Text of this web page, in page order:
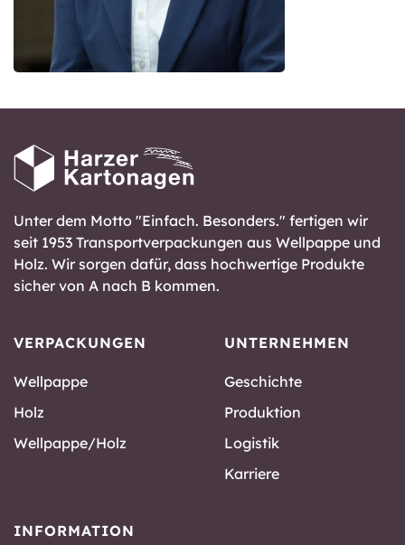
Unter dem Motto "Einfach. Besonders." fertigen wir
seit 1953 Transportverpackungen aus Wellpappe und
Holz. Wir sorgen dafür, dass hochwertige Produkte
sicher von A nach B kommen.
VERPACKUNGEN
Wellpappe
Holz
Wellpappe/Holz
UNTERNEHMEN
Geschichte
Produktion
Logistik
Karriere
INFORMATION